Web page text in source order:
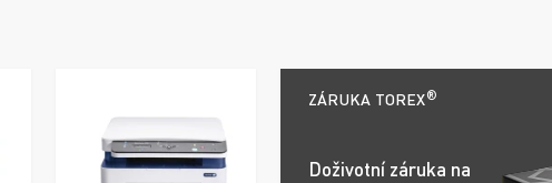
ZÁRUKA TOREX®
Doživotní záruka na